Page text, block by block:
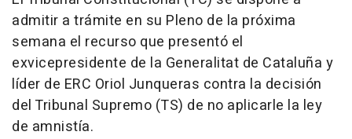
admitir a trámite en su Pleno de la próxima
semana el recurso que presentó el
exvicepresidente de la Generalitat de Cataluña y
líder de ERC Oriol Junqueras contra la decisión
del Tribunal Supremo (TS) de no aplicarle la ley
de amnistía.